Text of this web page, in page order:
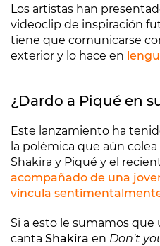
Los artistas han
videoclip de inspiración
tiene que comunicarse
exterior y lo hace en
¿Dardo a Piqué en
Este lanzamiento ha
la polémica que aún
Shakira y Piqué y el
acompañado de una
vincula
Si a esto le sumamos que
canta Shakira en Don't